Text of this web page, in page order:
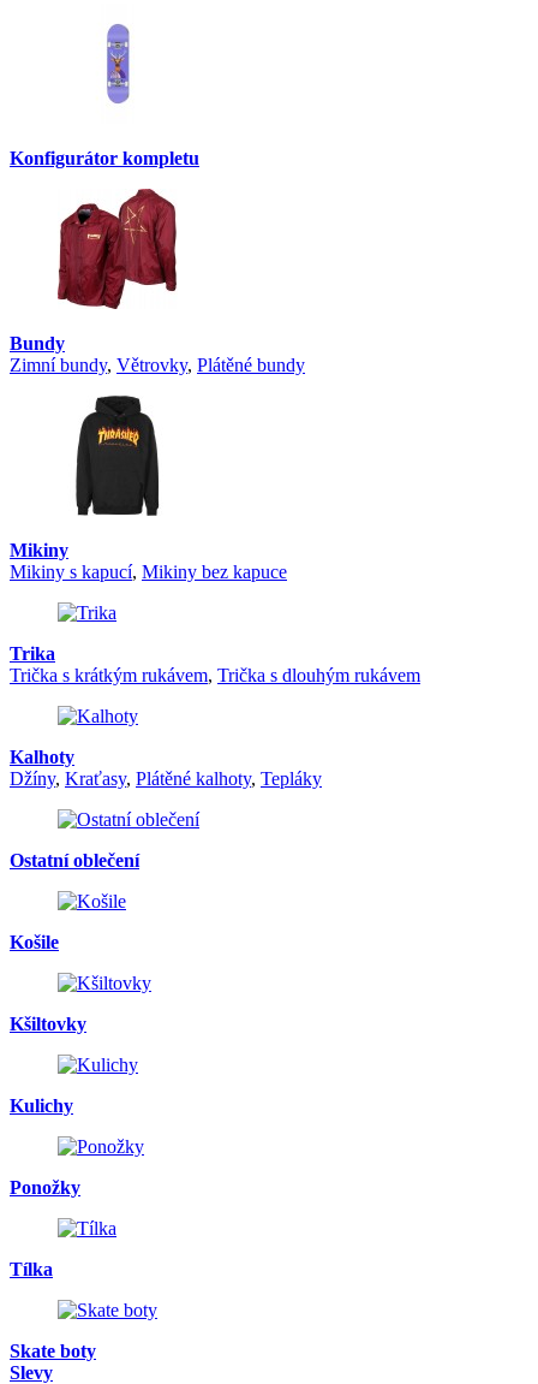
Konfigurátor kompletu
Bundy
Zimní bundy, Větrovky, Plátěné bundy
Mikiny
Mikiny s kapucí, Mikiny bez kapuce
Trika
Trička s krátkým rukávem, Trička s dlouhým rukávem
Kalhoty
Džíny, Kraťasy, Plátěné kalhoty, Tepláky
Ostatní oblečení
Košile
Kšiltovky
Kulichy
Ponožky
Tílka
Skate boty
Slevy